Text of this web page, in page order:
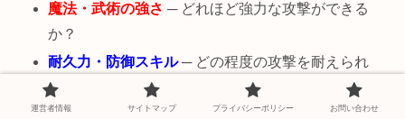
魔法・武術の強さ ─ どれほど強力な攻撃ができる
か？
耐久力・防御スキル─ どの程度の攻撃を耐えられ
るか？
戦闘経験・戦術 ─ 実戦での適応力があるか？
運営者情報 サイトマップ プライバシーポリシー お問い合わせ